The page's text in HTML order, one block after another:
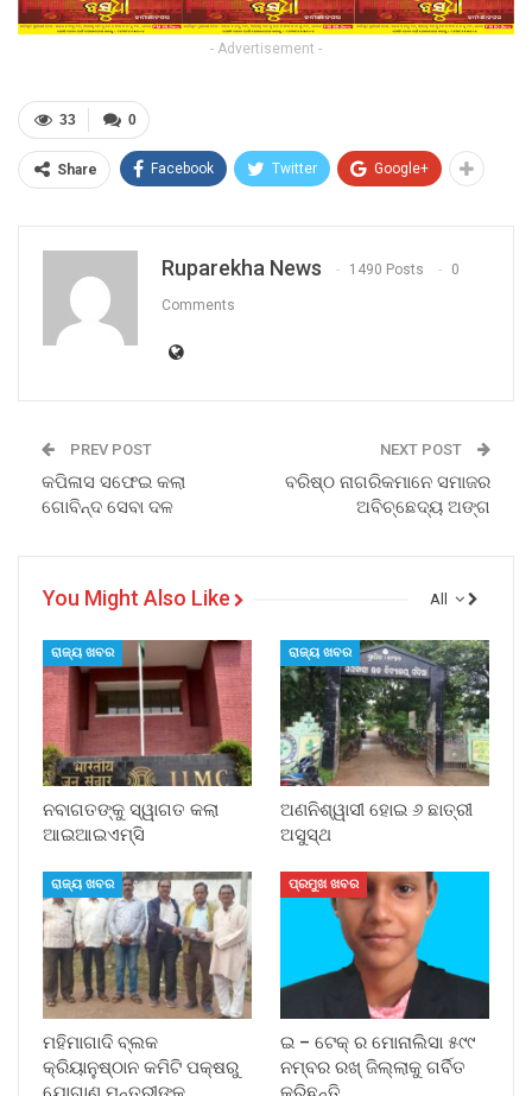
- Advertisement -
0
33
Share Facebook Twitter Google+
Ruparekha News 1490 Posts 0
Comments
PREV POST
କପିଳାସ ସଫେଇ କଲା
ଗୋବିନ୍ଦ ସେବା ଦଳ
NEXT POST
ବରିଷ୍ଠ ନାଗରିକମାନେ ସମାଜର
ଅବିଚ୍ଛେଦ୍ୟ ଅଙ୍ଗ
All
You Might Also Like
ରାଜ୍ୟ ଖବର
ନବାଗତଙ୍କୁ ସ୍ୱାଗତ କଲା
ଆଇଆଇଏମ୍‌ସି
ରାଜ୍ୟ ଖବର
ଅଣନିଶ୍ୱାସୀ ହୋଇ ୬ ଛାତ୍ରୀ
ଅସୁସ୍ଥ
ରାଜ୍ୟ ଖବର
ମହିମାଗାଦି ବ୍ଲକ
କ୍ରିୟାନୁଷ୍ଠାନ କମିଟି ପକ୍ଷରୁ
ପ୍ରମୁଖ ଖବର
ଇ – ଟେକ୍ ର ମୋନାଲିସା ୫୯୯
ନମ୍ବର ରଖ୍ ଜିଲ୍ଲାକୁ ଗର୍ବିତ